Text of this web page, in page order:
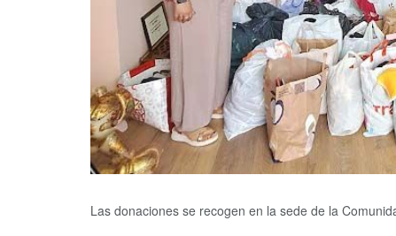
Las donaciones se recogen en la sede de la